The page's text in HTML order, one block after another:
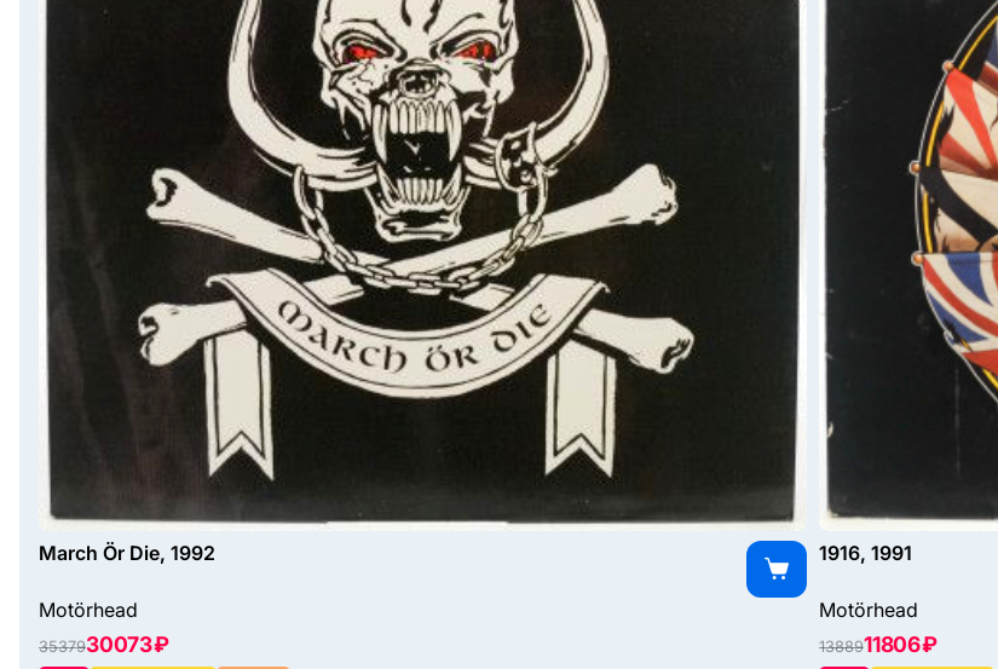
March Ör Die, 1992
Motörhead
3537930073 ₽
1916, 1991
Motörhead
1388911806 ₽